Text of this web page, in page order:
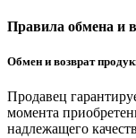
Правила обмена и
Обмен и возврат
Продавец
момента
надлежащего